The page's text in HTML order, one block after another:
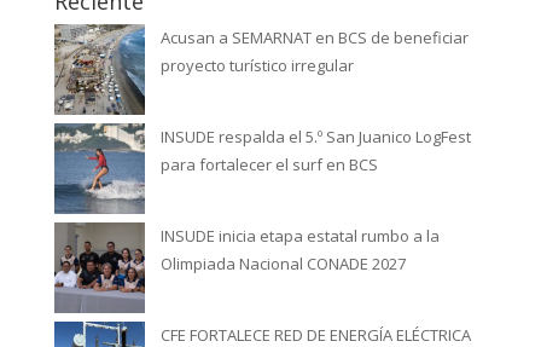
Acusan a SEMARNAT en BCS de beneficiar
proyecto turístico irregular
INSUDE respalda el 5.º San Juanico LogFest
para fortalecer el surf en BCS
INSUDE inicia etapa estatal rumbo a la
Olimpiada Nacional CONADE 2027
CFE FORTALECE RED DE ENERGÍA ELÉCTRICA